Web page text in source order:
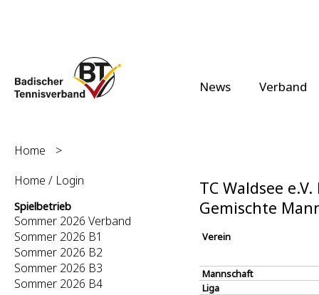
News Verband
Home
>
Home / Login
Spielbetrieb
Sommer 2026 Verband
Sommer 2026 B1
Sommer 2026 B2
Sommer 2026 B3
Sommer 2026 B4
TC Waldsee
Gemischte
Verein
Mannschaft
Liga